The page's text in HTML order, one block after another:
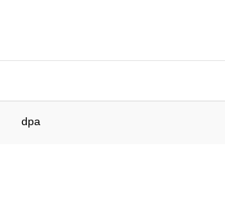
dpa